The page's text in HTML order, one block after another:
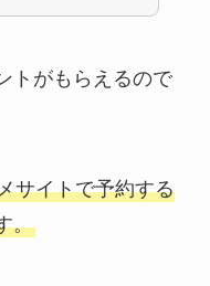
トがもらえるので
サイトで予約する
。